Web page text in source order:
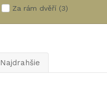
Za rám dvěří (3)
Najdrahšie